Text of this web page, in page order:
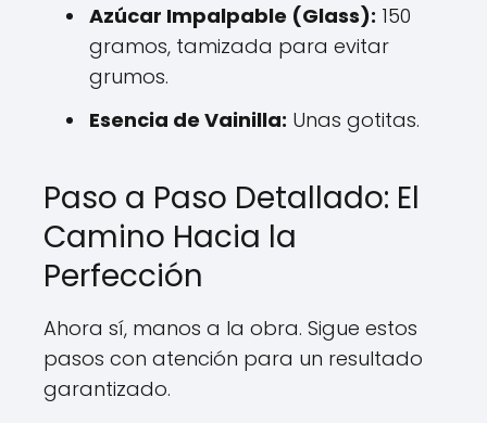
Azúcar Impalpable (Glass): 150
gramos, tamizada para evitar
grumos.
Esencia de Vainilla: Unas gotitas.
Paso a Paso Detallado: El
Camino Hacia la
Perfección
Ahora sí, manos a la obra. Sigue estos
pasos con atención para un resultado
garantizado.